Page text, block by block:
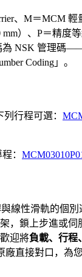
、M＝MCM 輕
）、P＝精度
為 NSK 管理碼
Coding」。
行程可選：
：
線性滑軌的個
，鎖上步進或伺
迎將負載、行程
廠直接對口，為